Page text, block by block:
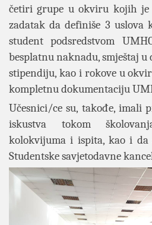
četiri grupe u okviru kojih je
zadatak da definiše 3 uslova
student podsredstvom
besplatnu naknadu, smještaj
stipendiju, kao i rokove u
kompletnu dokumentaciju
Učesnici/ce su, takođe, imali
iskustva tokom
kolokvijuma i ispita, kao i da
Studentske savjetodavne